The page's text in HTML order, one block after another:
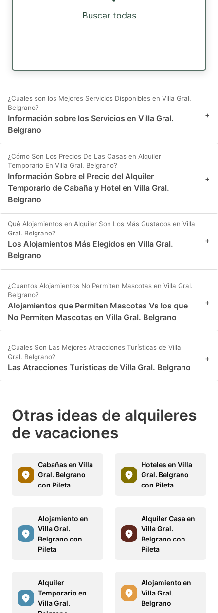
Buscar todas
¿Cuales son los Mejores Servicios Disponibles en Villa Gral.
Belgrano?
Información sobre los Servicios en Villa Gral.
Belgrano
+
¿Cómo Son Los Precios De Las Casas en Alquiler
Temporario En Villa Gral. Belgrano?
Información Sobre el Precio del Alquiler
Temporario de Cabaña y Hotel en Villa Gral.
Belgrano
+
Qué Alojamientos en Alquiler Son Los Más Gustados en Villa
Gral. Belgrano?
Los Alojamientos Más Elegidos en Villa Gral.
Belgrano
+
¿Cuantos Alojamientos No Permiten Mascotas en Villa Gral.
Belgrano?
Alojamientos que Permiten Mascotas Vs los que
No Permiten Mascotas en Villa Gral. Belgrano
+
¿Cuales Son Las Mejores Atracciones Turísticas de Villa
Gral. Belgrano?
Las Atracciones Turísticas de Villa Gral. Belgrano
+
Otras ideas de alquileres
de vacaciones
Cabañas en Villa
Gral. Belgrano
con Pileta
Hoteles en Villa
Gral. Belgrano
con Pileta
Alojamiento en
Villa Gral.
Belgrano con
Pileta
Alquiler Casa en
Villa Gral.
Belgrano con
Pileta
Alquiler
Temporario en
Villa Gral.
Alojamiento en
Villa Gral.
Belgrano